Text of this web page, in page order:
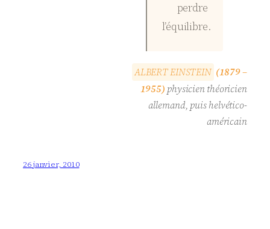
perdre
l’équilibre.
ALBERTEINSTEIN (1879 –
1955) physicien théoricien
allemand, puis helvético-
américain
26 janvier, 2010